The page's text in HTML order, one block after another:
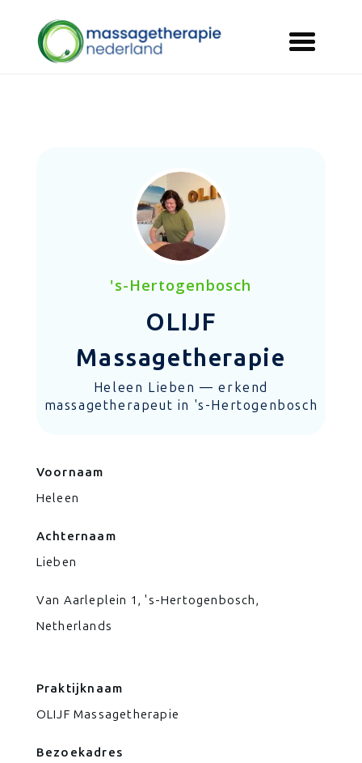
's-Hertogenbosch
OLIJF
Massagetherapie
Heleen Lieben — erkend
massagetherapeut in 's-Hertogenbosch
Voornaam
Heleen
Achternaam
Lieben
Van Aarleplein 1, 's-Hertogenbosch,
Netherlands
Praktijknaam
OLIJF Massagetherapie
Bezoekadres